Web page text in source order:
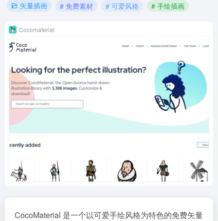
矢量插画 # 免费素材 # 可爱风格 # 手绘插画
Cocomaterial
CocoMaterial 是一个以可爱手绘风格为特色的免费矢量